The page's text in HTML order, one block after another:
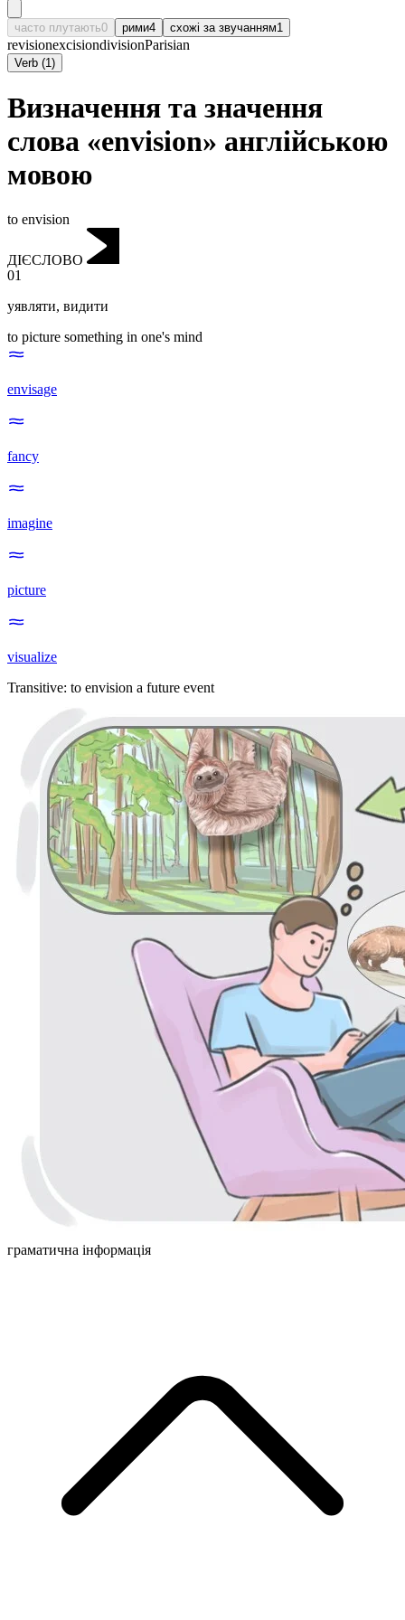
часто плутають0 рими4 схожі за звучанням1
revisionexcisiondivisionParisian
Verb (1)
Визначення та значення
слова «envision» англійською
мовою
to envision
ДІЄСЛОВО
01
уявляти, видити
to picture something in one's mind
envisage
fancy
imagine
picture
visualize
Transitive: to envision a future event
граматична інформація